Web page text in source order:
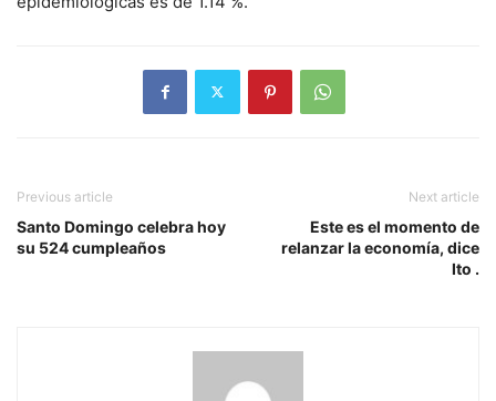
Previous article
Santo Domingo celebra hoy
su 524 cumpleaños
Next article
Este es el momento de
relanzar la economía, dice
Ito .